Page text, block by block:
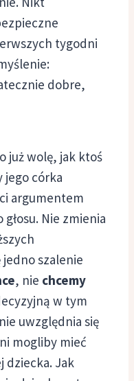
tygodni
dobre,
już wolę, jak ktoś
jego córka
argumentem
Nie zmienia
szalenie
, nie chcemy
w tym
uwzględnia się
mogliby mieć
dziecka. Jak